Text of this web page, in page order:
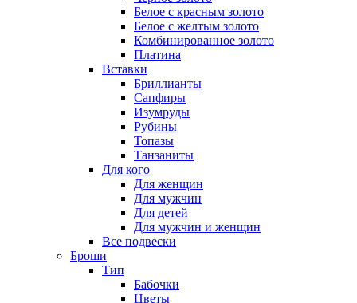
Белое с красным золото
Белое с желтым золото
Комбинированное золото
Платина
Вставки
Бриллианты
Сапфиры
Изумруды
Рубины
Топазы
Танзаниты
Для кого
Для женщин
Для мужчин
Для детей
Для мужчин и женщин
Все подвески
Броши
Тип
Бабочки
Цветы